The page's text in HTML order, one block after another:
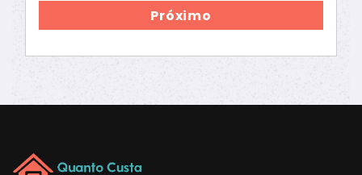
Próximo